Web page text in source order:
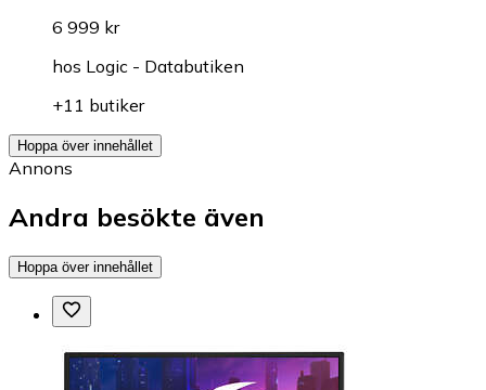
6 999 kr
hos Logic - Databutiken
+11 butiker
Hoppa över innehållet
Annons
Andra besökte även
Hoppa över innehållet